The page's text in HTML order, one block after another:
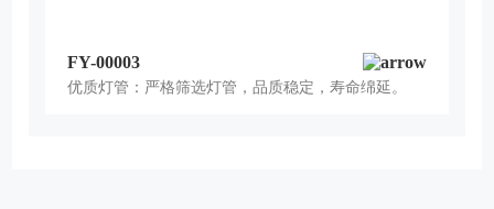
FY-00003
优质灯管：严格筛选灯管，品质稳定，寿命绵延。